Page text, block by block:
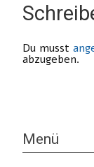
Du musst
abzugeben.
Menü